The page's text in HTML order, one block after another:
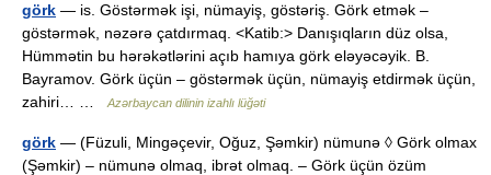
görk — is. Göstərmək işi, nümayiş, göstəriş. Görk etmək –
göstərmək, nəzərə çatdırmaq. <Katib:> Danışıqların düz olsa,
Hümmətin bu hərəkətlərini açıb hamıya görk eləyəcəyik. B.
Bayramov. Görk üçün – göstərmək üçün, nümayiş etdirmək üçün,
zahiri… …
Azərbaycan dilinin izahlı lüğəti
görk — (Füzuli, Mingəçevir, Oğuz, Şəmkir) nümunə ◊ Görk olmax
(Şəmkir) – nümunə olmaq, ibrət olmaq. – Görk üçün özüm